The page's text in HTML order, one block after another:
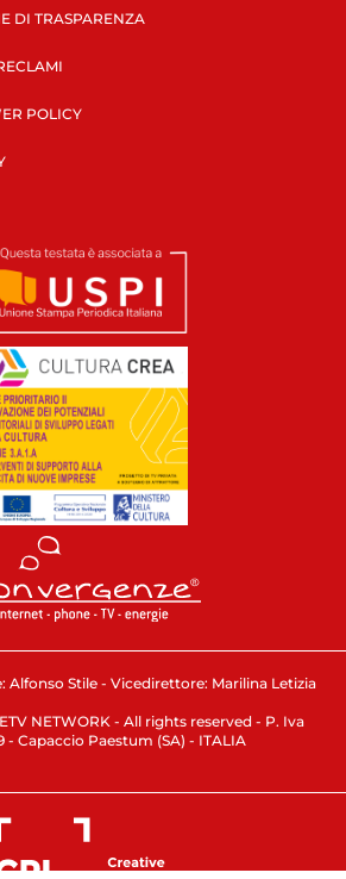
DI TRASPARENZA
POLICY
Alfonso Stile - Vicedirettore: Marilina Letizia
NETWORK - All rights reserved - P. Iva
- Capaccio Paestum (SA) - ITALIA